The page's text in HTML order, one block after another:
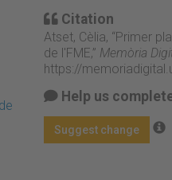
Citation
Atset, Cèlia, “Primer
de l'FME,” Memòria
https://
Help us
Suggest change